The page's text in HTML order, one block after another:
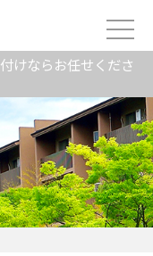
けならお任せくださ